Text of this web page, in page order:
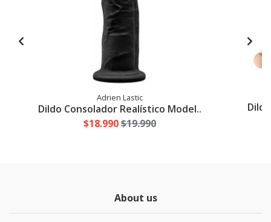
Adrien Lastic
Dildo Consolador Realístico Model..
$18.990$19.990
About us